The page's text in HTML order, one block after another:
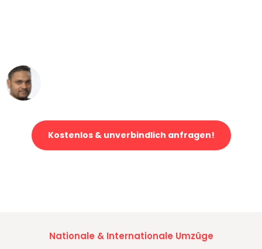
Kostenlos & unverbindlich anfragen!
Nationale & Internationale Umzüge